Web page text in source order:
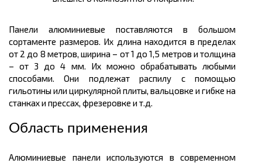
Панели алюминиевые поставляются в большом
сортаменте размеров. Их длина находится в пределах
от 2 до 8 метров, ширина – от 1 до 1,5 метров и толщина
– от 3 до 4 мм. Их можно обрабатывать любыми
способами. Они подлежат распилу с помощью
гильотины или циркулярной плиты, вальцовке и гибке на
станках и прессах, фрезеровке и т.д.
Область применения
Алюминиевые панели используются в современном